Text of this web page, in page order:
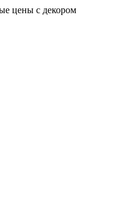
цены с декором